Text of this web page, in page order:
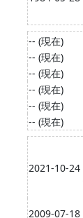
-- (現在)
-- (現在)
-- (現在)
-- (現在)
-- (現在)
-- (現在)
2021-10-24
2009-07-18